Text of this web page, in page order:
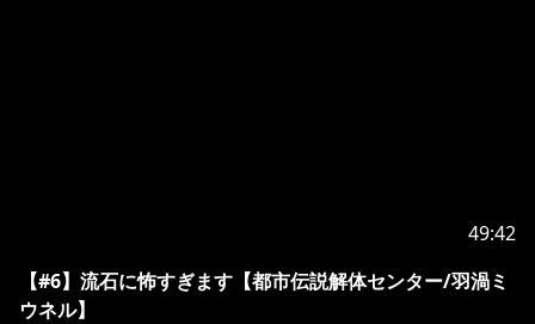
49:42
【#6】流石に怖すぎます【都市伝説解体センター/羽渦ミ
ウネル】